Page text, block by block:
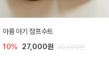
아롬 아기 점프수트
10% 27,000원 30,000원